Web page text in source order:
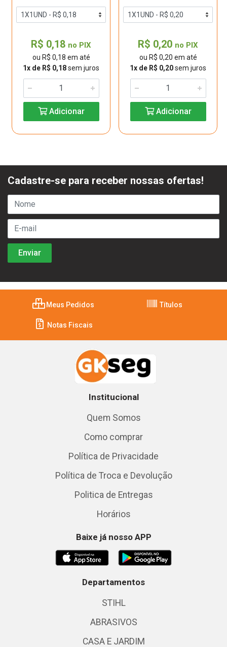
R$ 0,18 no PIX
ou R$ 0,18 em até
1x de R$ 0,18sem juros
Adicionar
R$ 0,20 no PIX
ou R$ 0,20 em até
1x de R$ 0,20sem juros
Adicionar
Cadastre-se para receber nossas ofertas!
Meus Pedidos Títulos
Notas Fiscais
Institucional
Quem Somos
Como comprar
Política de Privacidade
Política de Troca e Devolução
Politica de Entregas
Horários
Baixe já nosso APP
Departamentos
STIHL
ABRASIVOS
CASA E JARDIM